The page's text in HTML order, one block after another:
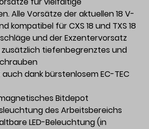
Alle Vorsätze der aktuellen 18 V-
kompatibel für CXS 18 und TXS 18
und der Exzentervorsatz
tiefenbegrenztes und
auch dank bürstenlosem EC-TEC
Bitdepot
des Arbeitsbereichs
LED-Beleuchtung (in